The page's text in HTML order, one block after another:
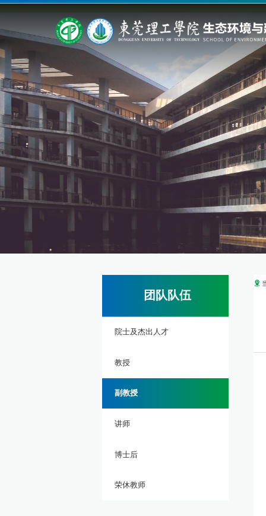
团队队伍
院士及杰出人才
教授
副教授
讲师
博士后
荣休教师